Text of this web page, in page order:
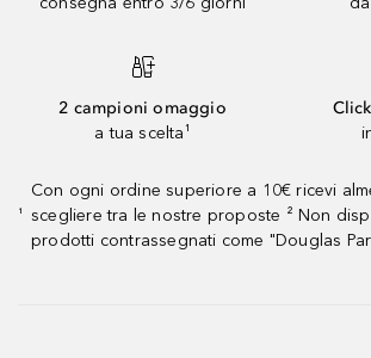
2 campioni omaggio
a tua scelta¹
¹
Con ogni ordine superiore a 10€ ricevi
scegliere tra le nostre proposte ² Non
prodotti contrassegnati come "Douglas